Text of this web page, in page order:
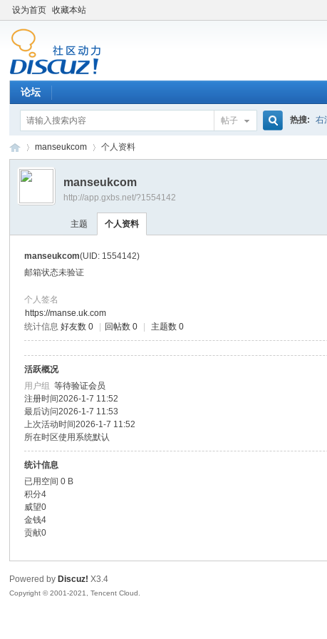
设为首页 收藏本站
论坛
帖子 热搜: 右
›
manseukcom 个人资料
manseukcom
http://app.gxbs.net/?1554142
主题 个人资料
manseukcom(UID: 1554142)
邮箱状态未验证
个人签名
https://manse.uk.com
统计信息 好友数 0 回帖数 0 主题数 0
活跃概况
用户组等待验证会员
注册时间2026-1-7 11:52
最后访问2026-1-7 11:53
上次活动时间2026-1-7 11:52
所在时区使用系统默认
统计信息
已用空间 0 B
积分4
威望0
金钱4
贡献0
Powered by Discuz! X3.4
Copyright © 2001-2021, Tencent Cloud.